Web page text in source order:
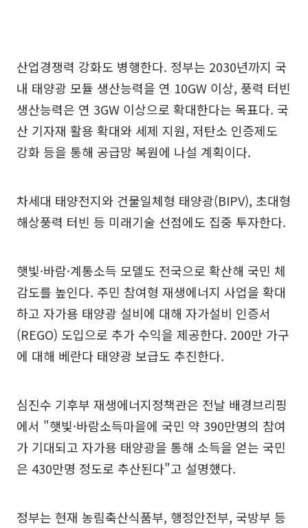
산업경쟁력 강화도 병행한다. 정부는 2030년까지 국
내 태양광 모듈 생산능력을 연 10GW 이상, 풍력 터빈
생산능력은 연 3GW 이상으로 확대한다는 목표다. 국
산 기자재 활용 확대와 세제 지원, 저탄소 인증제도
강화 등을 통해 공급망 복원에 나설 계획이다.
차세대 태양전지와 건물일체형 태양광(BIPV), 초대형
해상풍력 터빈 등 미래기술 선점에도 집중 투자한다.
햇빛·바람·계통소득 모델도 전국으로 확산해 국민 체
감도를 높인다. 주민 참여형 재생에너지 사업을 확대
하고 자가용 태양광 설비에 대해 자가설비 인증서
(REGO) 도입으로 추가 수익을 제공한다. 200만 가구
에 대해 베란다 태양광 보급도 추진한다.
심진수 기후부 재생에너지정책관은 전날 배경브리핑
에서 "햇빛·바람소득마을에 국민 약 390만명의 참여
가 기대되고 자가용 태양광을 통해 소득을 얻는 국민
은 430만명 정도로 추산된다"고 설명했다.
정부는 현재 농림축산식품부, 행정안전부, 국방부 등